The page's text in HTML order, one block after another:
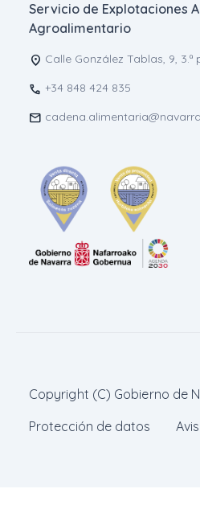
Servicio de Explotaciones
Agroalimentario
location_on Calle González Tablas, 9,
call +34 848 424 835
mail
Copyright (C) Gobierno de
Protección de datos